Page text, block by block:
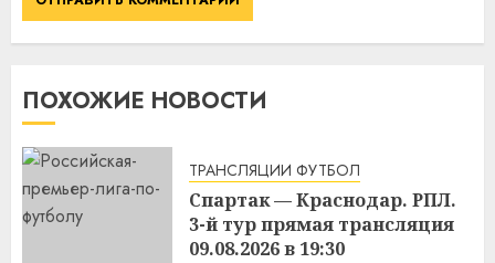
ПОХОЖИЕ НОВОСТИ
ТРАНСЛЯЦИИ ФУТБОЛ
Спартак — Краснодар. РПЛ.
3-й тур прямая трансляция
09.08.2026 в 19:30